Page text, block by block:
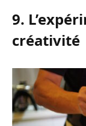
9.
créativité